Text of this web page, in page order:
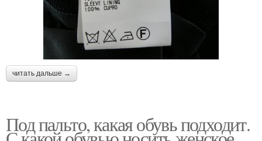
читать дальше →
Под пальто, какая обувь подходит.